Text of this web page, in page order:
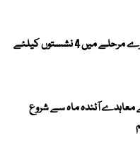
آزاد کشمیر انتخابات کے تیسرے مرحلے میں 4 نشستوں کیلئے
معاہدے آئندہ ماہ سے شروع